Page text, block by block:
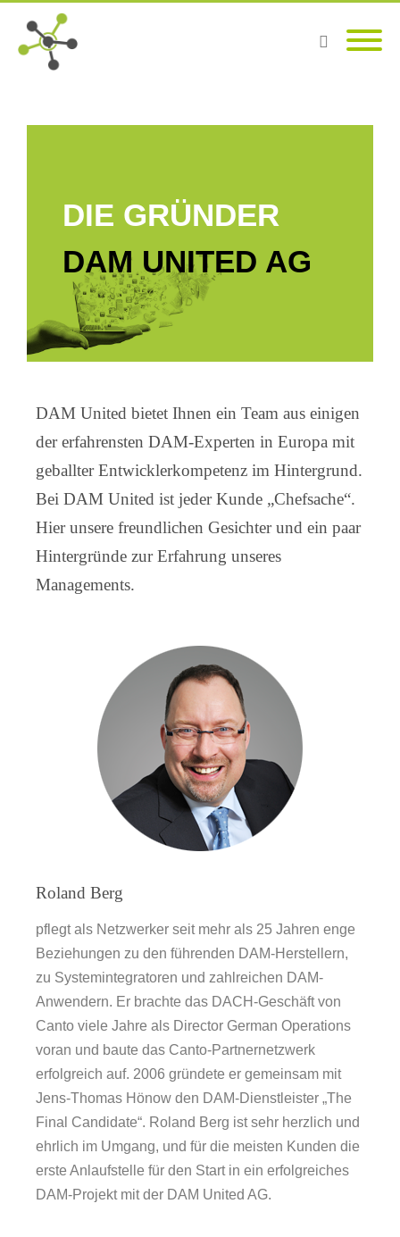
DIE GRÜNDER
DAM UNITED AG
DAM United bietet Ihnen ein Team aus einigen
der erfahrensten DAM-Experten in Europa mit
geballter Entwicklerkompetenz im Hintergrund.
Bei DAM United ist jeder Kunde „Chefsache“.
Hier unsere freundlichen Gesichter und ein paar
Hintergründe zur Erfahrung unseres
Managements.
Roland Berg
pflegt als Netzwerker seit mehr als 25 Jahren enge
Beziehungen zu den führenden DAM-Herstellern,
zu Systemintegratoren und zahlreichen DAM-
Anwendern. Er brachte das DACH-Geschäft von
Canto viele Jahre als Director German Operations
voran und baute das Canto-Partnernetzwerk
erfolgreich auf. 2006 gründete er gemeinsam mit
Jens-Thomas Hönow den DAM-Dienstleister „The
Final Candidate“. Roland Berg ist sehr herzlich und
ehrlich im Umgang, und für die meisten Kunden die
erste Anlaufstelle für den Start in ein erfolgreiches
DAM-Projekt mit der DAM United AG.